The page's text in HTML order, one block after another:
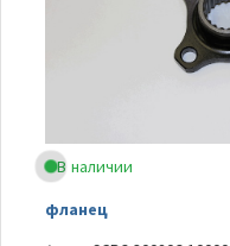
В наличии
фланец